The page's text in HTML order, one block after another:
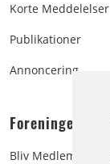
Korte Meddelelser
Publikationer
Annoncering
Foreningen:
Bliv Medlem